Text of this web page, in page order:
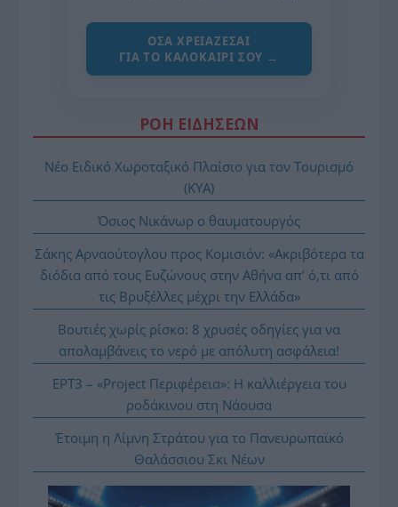
ΌΣΑ ΧΡΕΙΆΖΕΣΑΙ
ΓΙΑ ΤΟ ΚΑΛΟΚΑΊΡΙ ΣΟΥ →
ΡΟΗ ΕΙΔΗΣΕΩΝ
Νέο Ειδικό Χωροταξικό Πλαίσιο για τον Τουρισμό
(ΚΥΑ)
Όσιος Νικάνωρ ο θαυματουργός
Σάκης Αρναούτογλου προς Κομισιόν: «Ακριβότερα τα
διόδια από τους Ευζώνους στην Αθήνα απ’ ό,τι από
τις Βρυξέλλες μέχρι την Ελλάδα»
Βουτιές χωρίς ρίσκο: 8 χρυσές οδηγίες για να
απολαμβάνεις το νερό με απόλυτη ασφάλεια!
ΕΡΤ3 – «Project Περιφέρεια»: Η καλλιέργεια του
ροδάκινου στη Νάουσα
Έτοιμη η Λίμνη Στράτου για το Πανευρωπαϊκό
Θαλάσσιου Σκι Νέων